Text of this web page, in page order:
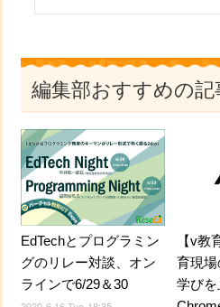
編集部おすすめの記
EdTechとプログラミン
グのリレー対談、オン
ラインで6/29＆30
【v教
育現場
学び